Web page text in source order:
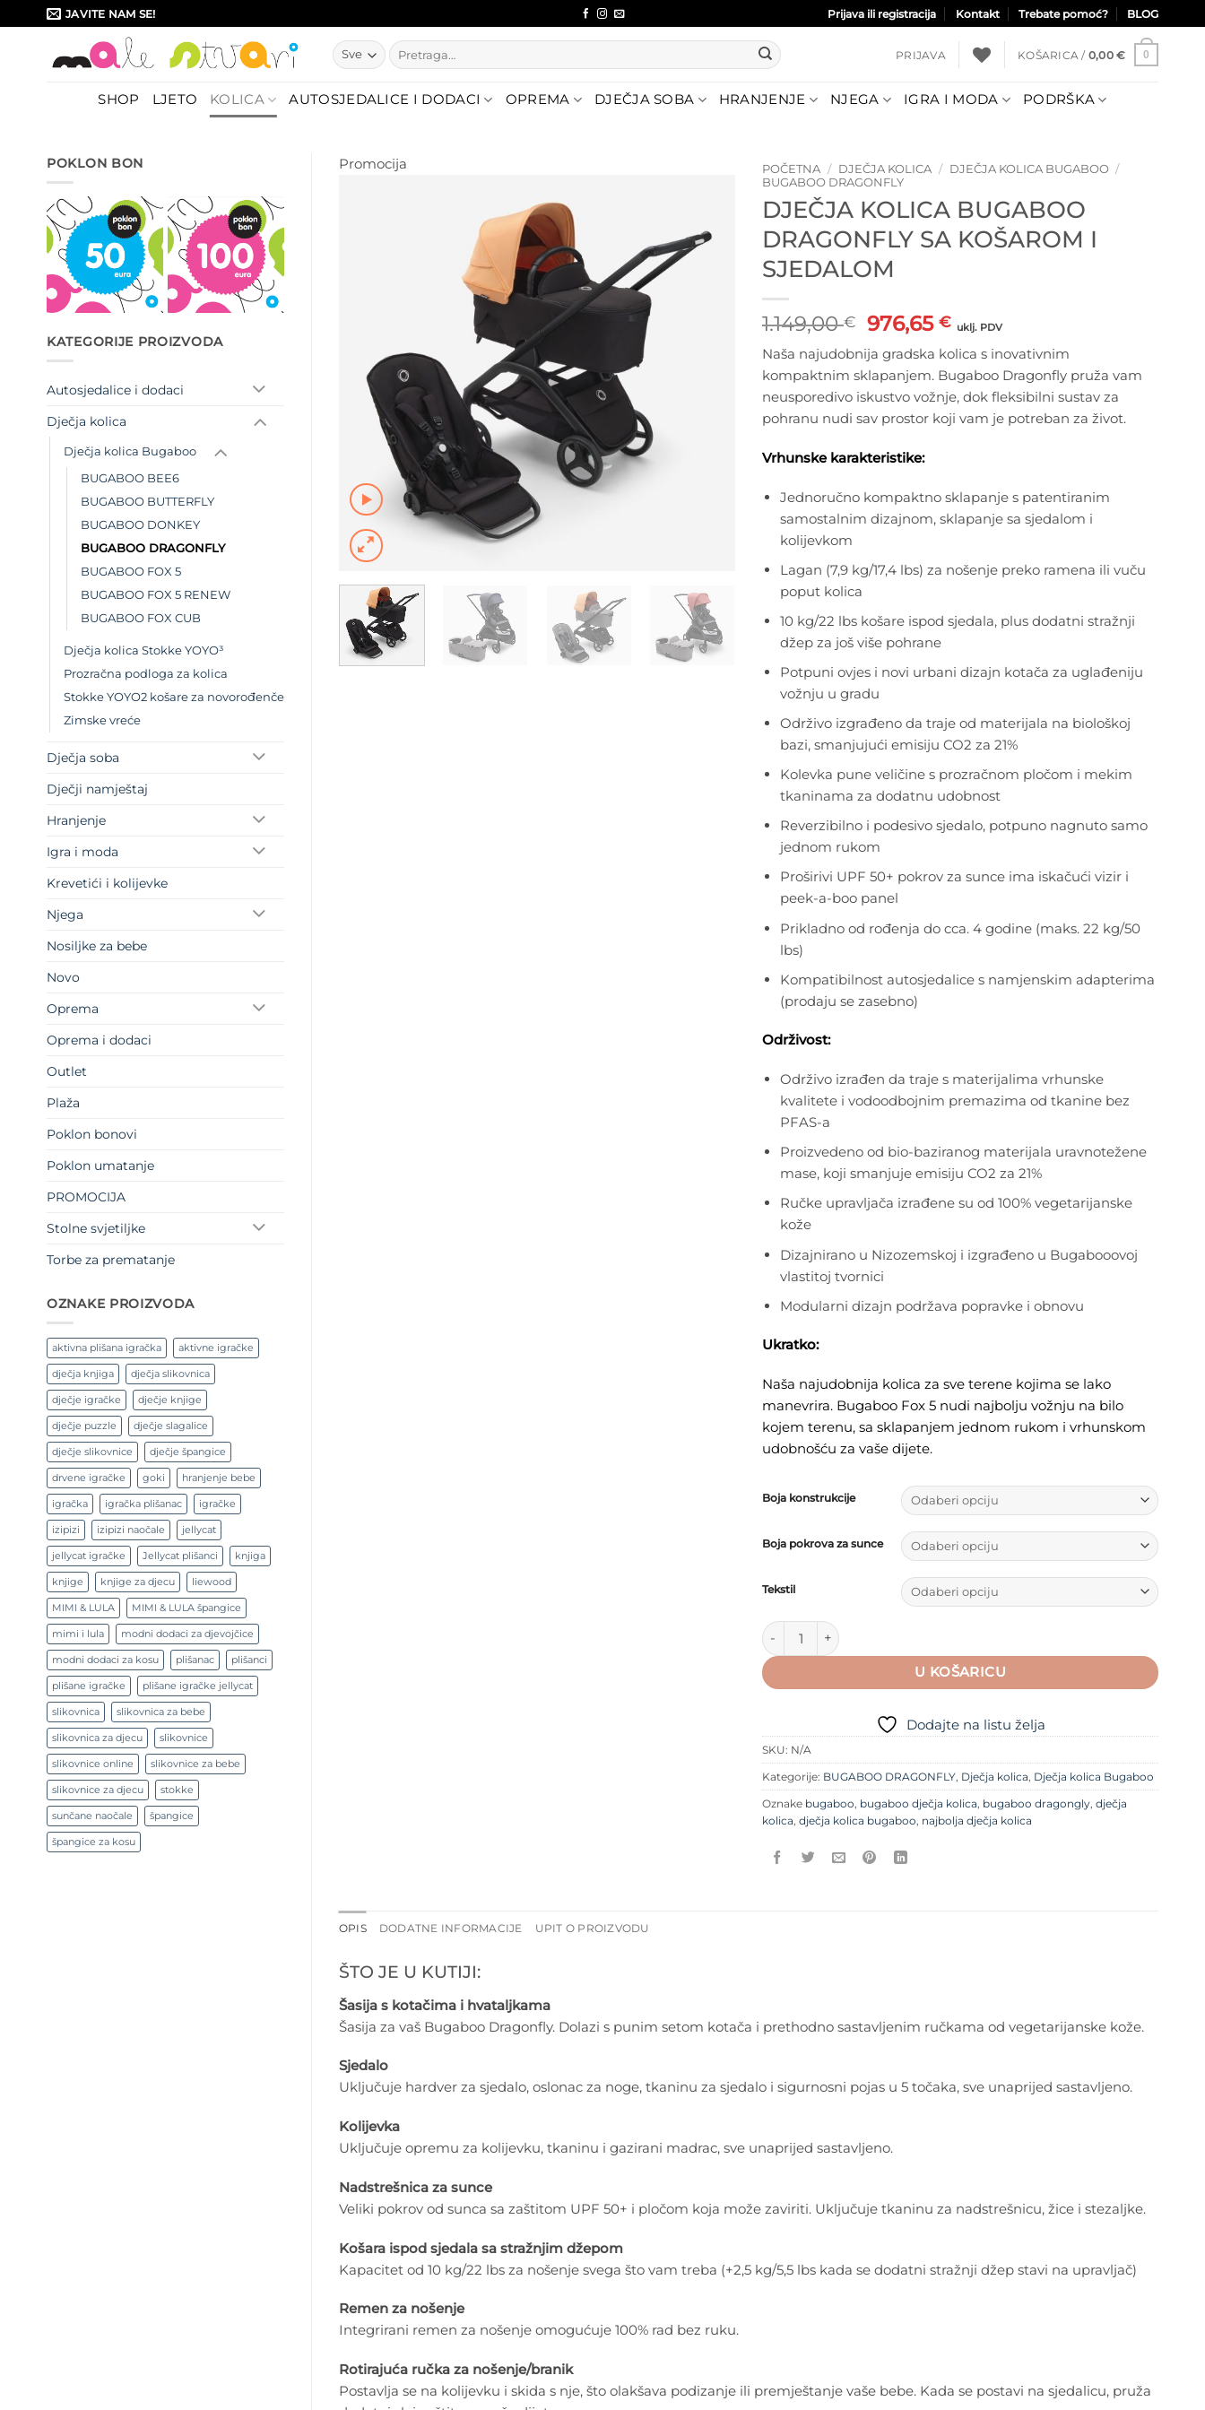
to
JAVITE NAM SE! Prijava ili registracija Kontakt Trebate pomoć? BLOG
Pretraži:
PRIJAVA KOŠARICA / 0,00 € 0
SHOP LJETO KOLICA AUTOSJEDALICE I DODACI OPREMA DJEČJA SOBA HRANJENJE NJEGA IGRA I MODA PODRŠKA
POKLON BON
KATEGORIJE PROIZVODA
Autosjedalice i dodaci
Dječja kolica
Dječja kolica Bugaboo
BUGABOO BEE6
BUGABOO BUTTERFLY
BUGABOO DONKEY
BUGABOO DRAGONFLY
BUGABOO FOX 5
BUGABOO FOX 5 RENEW
BUGABOO FOX CUB
Dječja kolica Stokke YOYO³
Prozračna podloga za kolica
Stokke YOYO2 košare za novorođenče
Zimske vreće
Dječja soba
Dječji namještaj
Hranjenje
Igra i moda
Krevetići i kolijevke
Njega
Nosiljke za bebe
Novo
Oprema
Oprema i dodaci
Outlet
Plaža
Poklon bonovi
Poklon umatanje
PROMOCIJA
Stolne svjetiljke
Torbe za prematanje
OZNAKE PROIZVODA
aktivna plišana igračka aktivne igračke
dječja knjiga dječja slikovnica
dječje igračke dječje knjige
dječje puzzle dječje slagalice
dječje slikovnice dječje špangice
drvene igračke goki hranjenje bebe
igračka igračka plišanac igračke
izipizi izipizi naočale jellycat
jellycat igračke Jellycat plišanci knjiga
knjige knjige za djecu liewood
MIMI & LULA MIMI & LULA špangice
mimi i lula modni dodaci za djevojčice
modni dodaci za kosu plišanac plišanci
plišane igračke plišane igračke jellycat
slikovnica slikovnica za bebe
slikovnica za djecu slikovnice
slikovnice online slikovnice za bebe
slikovnice za djecu stokke
sunčane naočale špangice
špangice za kosu
Promocija
želja
POČETNA / DJEČJA KOLICA / DJEČJA KOLICA BUGABOO /
BUGABOO DRAGONFLY
DJEČJA KOLICA BUGABOO
DRAGONFLY SA KOŠAROM I
SJEDALOM
1.149,00€ Izvorna
cijena
bila
je:
1.149,00 €.
976,65 €Trenutna
cijena
je:
976,65 €.
uklj. PDV
Naša najudobnija gradska kolica s inovativnim
kompaktnim sklapanjem. Bugaboo Dragonfly pruža vam
neusporedivo iskustvo vožnje, dok fleksibilni sustav za
pohranu nudi sav prostor koji vam je potreban za život.
Vrhunske karakteristike:
Jednoručno kompaktno sklapanje s patentiranim
samostalnim dizajnom, sklapanje sa sjedalom i
kolijevkom
Lagan (7,9 kg/17,4 lbs) za nošenje preko ramena ili vuču
poput kolica
10 kg/22 lbs košare ispod sjedala, plus dodatni stražnji
džep za još više pohrane
Potpuni ovjes i novi urbani dizajn kotača za uglađeniju
vožnju u gradu
Održivo izgrađeno da traje od materijala na biološkoj
bazi, smanjujući emisiju CO2 za 21%
Kolevka pune veličine s prozračnom pločom i mekim
tkaninama za dodatnu udobnost
Reverzibilno i podesivo sjedalo, potpuno nagnuto samo
jednom rukom
Proširivi UPF 50+ pokrov za sunce ima iskačući vizir i
peek-a-boo panel
Prikladno od rođenja do cca. 4 godine (maks. 22 kg/50
lbs)
Kompatibilnost autosjedalice s namjenskim adapterima
(prodaju se zasebno)
Održivost:
Održivo izrađen da traje s materijalima vrhunske
kvalitete i vodoodbojnim premazima od tkanine bez
PFAS-a
Proizvedeno od bio-baziranog materijala uravnotežene
mase, koji smanjuje emisiju CO2 za 21%
Ručke upravljača izrađene su od 100% vegetarijanske
kože
Dizajnirano u Nizozemskoj i izgrađeno u Bugabooovoj
vlastitoj tvornici
Modularni dizajn podržava popravke i obnovu
Ukratko:
Naša najudobnija kolica za sve terene kojima se lako
manevrira. Bugaboo Fox 5 nudi najbolju vožnju na bilo
kojem terenu, sa sklapanjem jednom rukom i vrhunskom
udobnošću za vaše dijete.
Boja konstrukcije
Boja pokrova za sunce
Tekstil
Dječja kolica Bugaboo Dragonfly sa košarom i sjedalom količina
U KOŠARICU
Dodajte na listu želja
SKU: N/A
Kategorije: BUGABOO DRAGONFLY Dječja kolica Dječja kolica Bugaboo
Oznake bugaboo bugaboo dječja kolica bugaboo dragongly dječja
kolica dječja kolica bugaboo najbolja dječja kolica
OPIS DODATNE INFORMACIJE UPIT O PROIZVODU
ŠTO JE U KUTIJI:
Šasija s kotačima i hvataljkama
Šasija za vaš Bugaboo Dragonfly. Dolazi s punim setom kotača i prethodno sastavljenim ručkama od vegetarijanske kože.
Sjedalo
Uključuje hardver za sjedalo, oslonac za noge, tkaninu za sjedalo i sigurnosni pojas u 5 točaka, sve unaprijed sastavljeno.
Kolijevka
Uključuje opremu za kolijevku, tkaninu i gazirani madrac, sve unaprijed sastavljeno.
Nadstrešnica za sunce
Veliki pokrov od sunca sa zaštitom UPF 50+ i pločom koja može zaviriti. Uključuje tkaninu za nadstrešnicu, žice i stezaljke.
Košara ispod sjedala sa stražnjim džepom
Kapacitet od 10 kg/22 lbs za nošenje svega što vam treba (+2,5 kg/5,5 lbs kada se dodatni stražnji džep stavi na upravljač)
Remen za nošenje
Integrirani remen za nošenje omogućuje 100% rad bez ruku.
Rotirajuća ručka za nošenje/branik
Postavlja se na kolijevku i skida s nje, što olakšava podizanje ili premještanje vaše bebe. Kada se postavi na sjedalicu, pruža